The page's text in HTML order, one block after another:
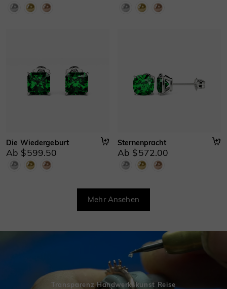
Die Wiedergeburt
Ab $599.50
Sternenpracht
Ab $572.00
Mehr Ansehen
Transparenz Handwerkskunst Reise